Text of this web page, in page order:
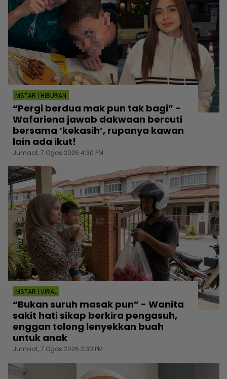
MSTAR | HIBURAN
“Pergi berdua mak pun tak bagi” -
Wafariena jawab dakwaan bercuti
bersama ‘kekasih’, rupanya kawan
lain ada ikut!
Jumaat, 7 Ogos 2026 4:30 PM
MSTAR | VIRAL
“Bukan suruh masak pun” - Wanita
sakit hati sikap berkira pengasuh,
enggan tolong lenyekkan buah
untuk anak
Jumaat, 7 Ogos 2026 3:30 PM